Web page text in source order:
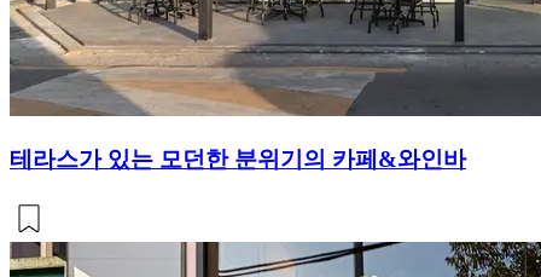
테라스가 있는 모던한 분위기의 카페&와인바